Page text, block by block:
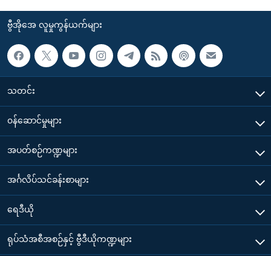
ဗွီအိုအေ လူမှုကွန်ယက်များ
သတင်း
၀န်ဆောင်မှုများ
အပတ်စဉ်ကဏ္ဍများ
အင်္ဂလိပ်သင်ခန်းစာများ
ရေဒီယို
ရုပ်သံအစီအစဉ်နှင့် ဗွီဒီယိုကဏ္ဍများ